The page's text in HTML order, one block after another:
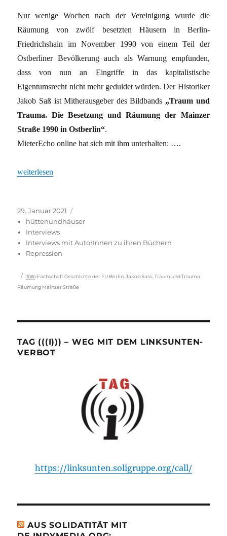
Nur wenige Wochen nach der Vereinigung wurde die
Räumung von zwölf besetzten Häusern in Berlin-
Friedrichshain im November 1990 von einem Teil der
Ostberliner Bevölkerung auch als Warnung empfunden,
dass von nun an Eingriffe in das kapitalistische
Eigentumsrecht nicht mehr geduldet würden. Der Historiker
Jakob Saß ist Mitherausgeber des Bildbands „Traum und
Trauma. Die Besetzung und Räumung der Mainzer
Straße 1990 in Ostberlin“.
MieterEcho online hat sich mit ihm unterhalten: ….
„Der Geist der »Mainzer« lebt heute auch weiter in der
weiterlesen
Veröffentlicht
am
29. Januar 2021
hüttenundhäuser
Interviews
Interviews mit AutorInnen zu ihren Büchern
Repression
Schlagwörter
SW: Fachschaft Geschichte der FU Berlin ,Jakob Sass ,Traum und Trauma
Räumung Mainzer Straße
TAG (((I))) – WEG MIT DEM LINKSUNTEN-
VERBOT
https://linksunten.soligruppe.org/call/
AUS SOLIDATITÄT MIT